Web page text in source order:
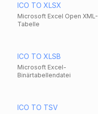
ICO TO XLSX
Microsoft Excel Open XML-
Tabelle
ICO TO XLSB
Microsoft Excel-
Binärtabellendatei
ICO TO TSV